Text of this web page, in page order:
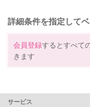
詳細条件を指定して
会員登録するとすべて
きます
サービス